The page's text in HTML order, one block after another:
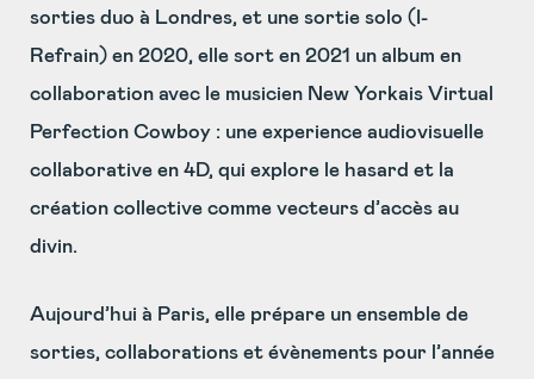
sorties duo à Londres, et une sortie solo (I-
Refrain) en 2020, elle sort en 2021 un album en
collaboration avec le musicien New Yorkais Virtual
Perfection Cowboy : une experience audiovisuelle
collaborative en 4D, qui explore le hasard et la
création collective comme vecteurs d’accès au
divin.
Aujourd’hui à Paris, elle prépare un ensemble de
sorties, collaborations et évènements pour l’année